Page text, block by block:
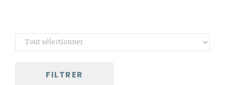
FILTRER